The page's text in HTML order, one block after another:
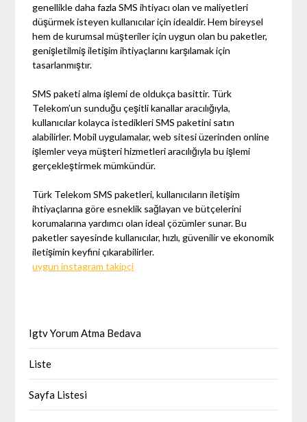
genellikle daha fazla SMS ihtiyacı olan ve maliyetleri
düşürmek isteyen kullanıcılar için idealdir. Hem bireysel
hem de kurumsal müşteriler için uygun olan bu paketler,
genişletilmiş iletişim ihtiyaçlarını karşılamak için
tasarlanmıştır.
SMS paketi alma işlemi de oldukça basittir. Türk
Telekom’un sunduğu çeşitli kanallar aracılığıyla,
kullanıcılar kolayca istedikleri SMS paketini satın
alabilirler. Mobil uygulamalar, web sitesi üzerinden online
işlemler veya müşteri hizmetleri aracılığıyla bu işlemi
gerçekleştirmek mümkündür.
Türk Telekom SMS paketleri, kullanıcıların iletişim
ihtiyaçlarına göre esneklik sağlayan ve bütçelerini
korumalarına yardımcı olan ideal çözümler sunar. Bu
paketler sayesinde kullanıcılar, hızlı, güvenilir ve ekonomik
iletişimin keyfini çıkarabilirler.
uygun instagram takipçi
Igtv Yorum Atma Bedava
Liste
Sayfa Listesi